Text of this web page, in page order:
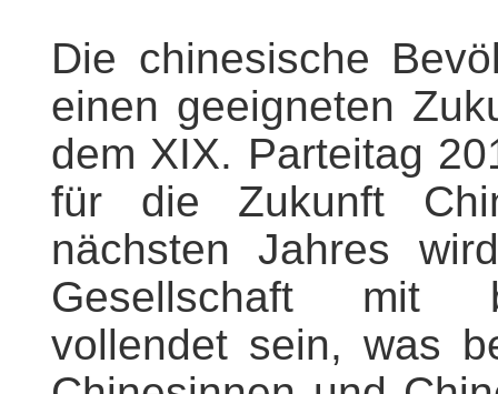
Die chinesische
einen geeigneten
dem XIX. Parteitag
für die Zukunft
nächsten Jahres
Gesellschaft mit
vollendet sein, was